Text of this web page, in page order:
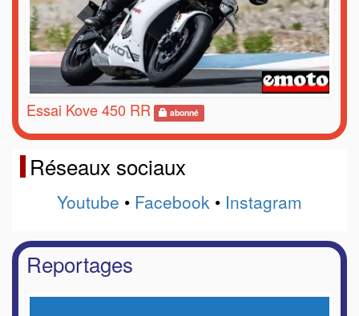
Essai Kove 450 RR abonné
Réseaux sociaux
Youtube • Facebook • Instagram
Reportages